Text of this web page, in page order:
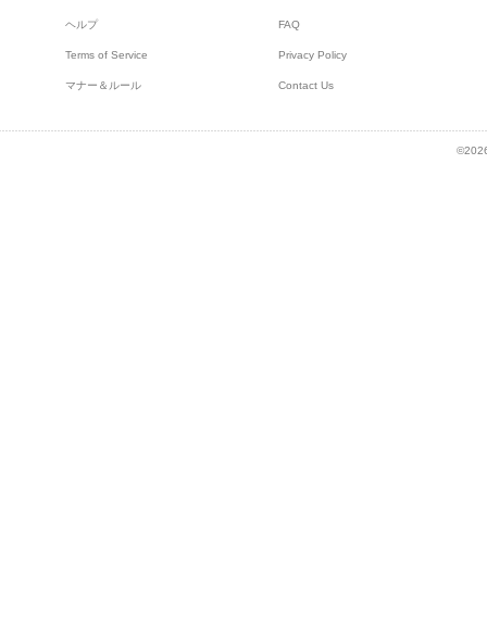
ヘルプ FAQ
Terms of Service Privacy Policy
マナー＆ルール Contact Us